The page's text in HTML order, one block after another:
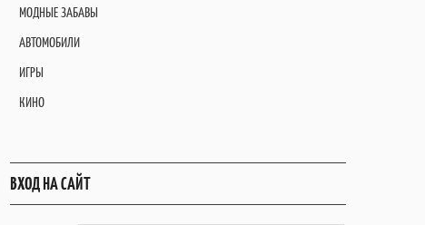
МОДНЫЕ ЗАБАВЫ
АВТОМОБИЛИ
ИГРЫ
КИНО
ВХОД НА САЙТ